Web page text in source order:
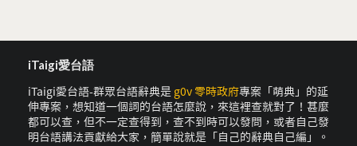
iTaigi愛台語
iTaigi愛台語-群眾台語辭典是 g0v 零時政府專案「萌典」的延
伸專案，想知道一個詞的台語怎麼說，來這裡查就對了！甚麼
都可以查，但不一定查得到，查不到時可以發問，或者自己發
明台語講法貢獻給大家，簡單說就是「自己的辭典自己編」。